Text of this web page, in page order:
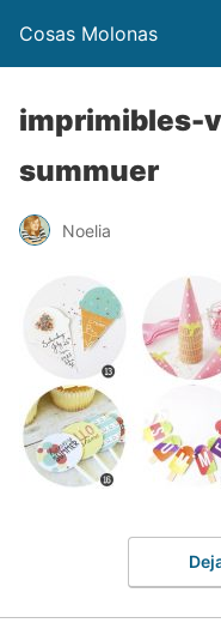
Cosas Molonas
imprimibles-
summuer
Noelia